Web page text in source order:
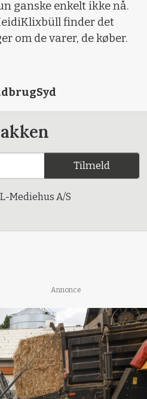
ganske enkelt ikke nå.
finder det
om de varer, de køber.
Tilmeld
Mediehus A/S
Annonce